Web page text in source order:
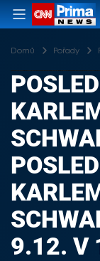
Domů Pořady
9.12. V